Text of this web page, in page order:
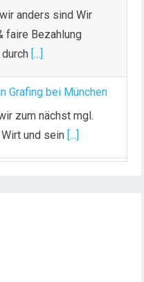
faire Bezahlung
[...]
zum nächst mgl.
und sein[...]